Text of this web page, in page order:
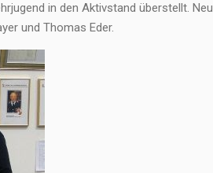
in den Aktivstand überstellt. Neu
und Thomas Eder.